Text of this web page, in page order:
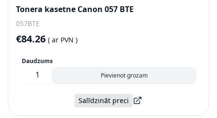
Tonera kasetne Canon 057 BTE
057BTE
€84.26 ( ar PVN )
Daudzums
Pievienot grozam
Salīdzināt preci